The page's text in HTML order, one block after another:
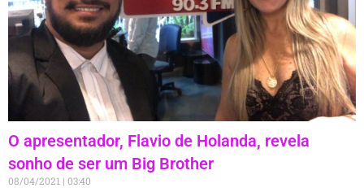
O apresentador, Flavio de Holanda, revela
sonho de ser um Big Brother
08/04/2021 03:40